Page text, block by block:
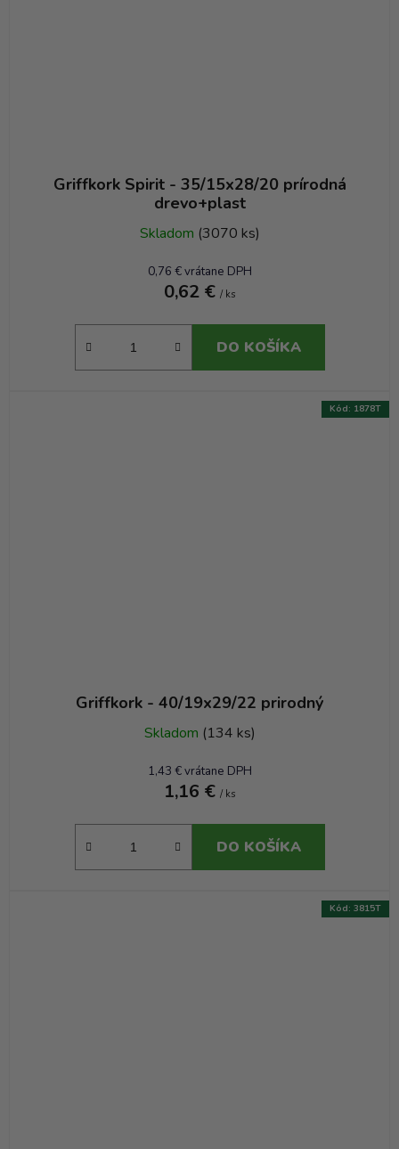
Griffkork Spirit - 35/15x28/20 prírodná
drevo+plast
Skladom (3070 ks)
0,76 € vrátane DPH
0,62 € / ks
DO KOŠÍKA
Griffkork - 40/19x29/22 prirodný
Skladom (134 ks)
1,43 € vrátane DPH
1,16 € / ks
DO KOŠÍKA
Kód: 1878T
Kód: 3815T